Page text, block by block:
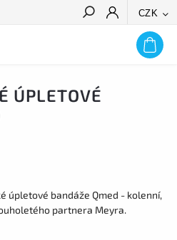
CZK
HLEDAT
ÚPLETOVÉ
úpletové bandáže Qmed - kolenní,
partnera Meyra.